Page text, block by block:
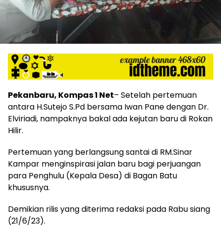
Pekanbaru, Kompas 1 Net– Setelah pertemuan
antara H.Sutejo S.Pd bersama Iwan Pane dengan Dr.
Elviriadi, nampaknya bakal ada kejutan baru di Rokan
Hilir.
Pertemuan yang berlangsung santai di RM.Sinar
Kampar menginspirasi jalan baru bagi perjuangan
para Penghulu (Kepala Desa) di Bagan Batu
khususnya.
Demikian rilis yang diterima redaksi pada Rabu siang
(21/6/23).